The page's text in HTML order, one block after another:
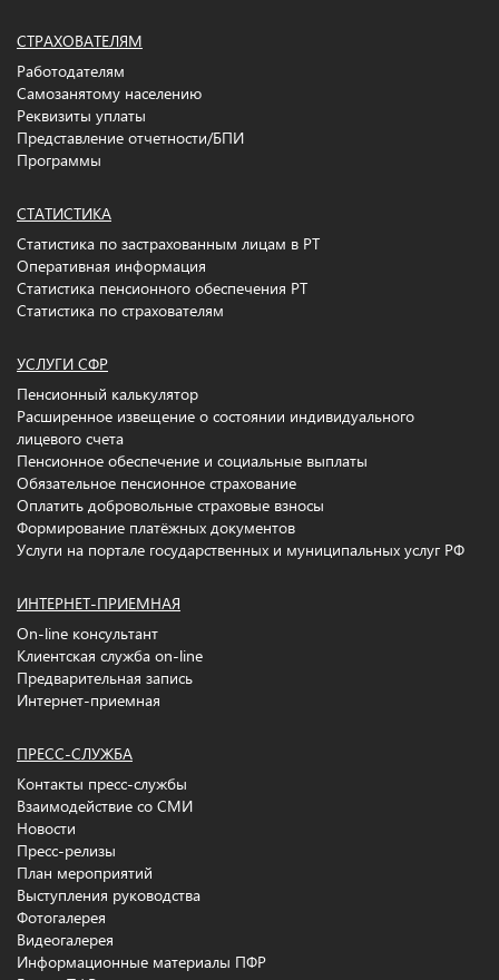
СТРАХОВАТЕЛЯМ
Работодателям
Самозанятому населению
Реквизиты уплаты
Представление отчетности/БПИ
Программы
СТАТИСТИКА
Статистика по застрахованным лицам в РТ
Оперативная информация
Статистика пенсионного обеспечения РТ
Статистика по страхователям
УСЛУГИ СФР
Пенсионный калькулятор
Расширенное извещение о состоянии индивидуального
лицевого счета
Пенсионное обеспечение и социальные выплаты
Обязательное пенсионное страхование
Оплатить добровольные страховые взносы
Формирование платёжных документов
Услуги на портале государственных и муниципальных услуг РФ
ИНТЕРНЕТ-ПРИЕМНАЯ
On-line консультант
Клиентская служба on-line
Предварительная запись
Интернет-приемная
ПРЕСС-СЛУЖБА
Контакты пресс-службы
Взаимодействие со СМИ
Новости
Пресс-релизы
План мероприятий
Выступления руководства
Фотогалерея
Видеогалерея
Информационные материалы ПФР